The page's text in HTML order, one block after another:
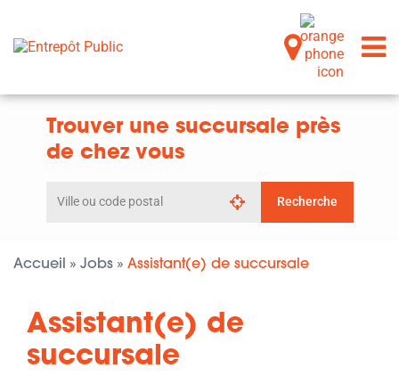
Trouver une succursale près
de chez vous
par
code
Recherche
Accueil » Jobs » Assistant(e) de succursale
Assistant(e) de
succursale